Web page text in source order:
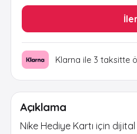
Klarna ile 3 taksitte
Açıklama
Nike Hediye Kartı için